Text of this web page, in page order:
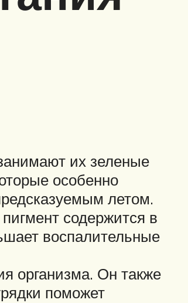
их зеленые
особенно
летом.
содержится в
воспалительные
организма. Он также
поможет